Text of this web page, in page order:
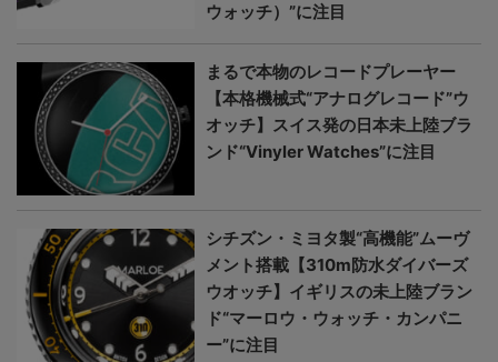
ウォッチ）”に注目
まるで本物のレコードプレーヤー
【本格機械式“アナログレコード”ウ
オッチ】スイス発の日本未上陸ブラ
ンド“Vinyler Watches”に注目
シチズン・ミヨタ製“高機能”ムーヴ
メント搭載【310m防水ダイバーズ
ウオッチ】イギリスの未上陸ブラン
ド“マーロウ・ウォッチ・カンパニ
ー”に注目